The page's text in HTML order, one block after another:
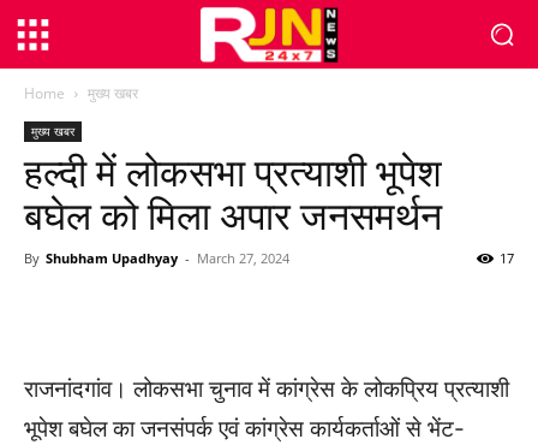
Home मुख्य खबर
मुख्य खबर
हल्दी में लोकसभा प्रत्याशी भूपेश
बघेल को मिला अपार जनसमर्थन
By Shubham Upadhyay - March 27, 2024 17
राजनांदगांव। लोकसभा चुनाव में कांग्रेस के लोकप्रिय प्रत्याशी
भूपेश बघेल का जनसंपर्क एवं कांग्रेस कार्यकर्ताओं से भेंट-